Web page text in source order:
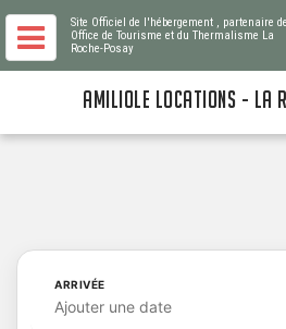
Site Officiel de l'hébergement , partenaire de
Office de Tourisme et du Thermalisme La
Roche-Posay
AMILIOLE LOCATIONS - LA
ARRIVÉE
Ajouter une date